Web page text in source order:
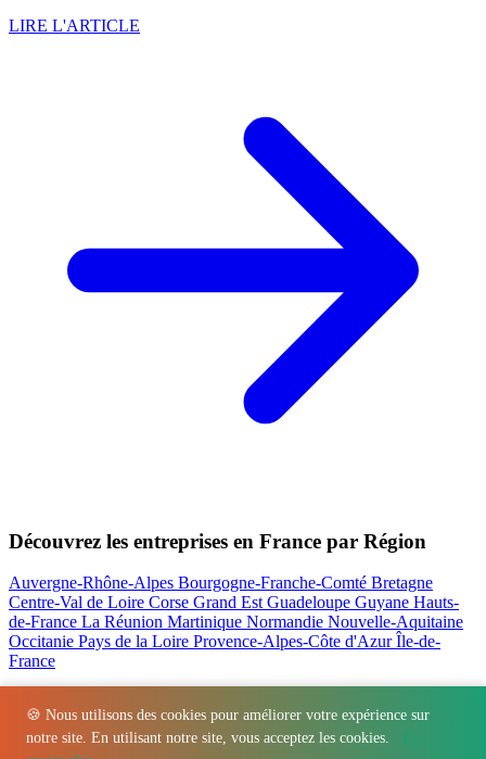
🍪 Nous utilisons des cookies pour améliorer votre expérience sur
notre site. En utilisant notre site, vous acceptez les cookies.
En
LIRE L'ARTICLE
Découvrez les entreprises en France par Région
Auvergne-Rhône-Alpes Bourgogne-Franche-Comté Bretagne
Centre-Val de Loire Corse Grand EstGuadeloupe Guyane Hauts-
de-France La Réunion Martinique Normandie Nouvelle-Aquitaine
Occitanie Pays de la Loire Provence-Alpes-Côte d'AzurÎle-de-
France
Nos actualités les plus consultées
Régions - Départements - Villes - Entreprises - Marques Contact